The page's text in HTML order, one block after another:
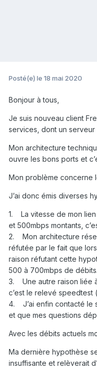
Posté(e) le 18 mai 2020
Bonjour à tous,
Je suis nouveau client
services, dont un
Mon architecture
ouvre les bons ports et
Mon problème concerne
J’ai donc émis diverses
1. La vitesse de mon
et 500mbps montants,
2. Mon architecture
réfutée par le fait que
raison réfutant cette
500 à 700mbps de
3. Une autre raison liée
c’est le relevé speedtest
4. J’ai enfin contacté le
et que mes questions
Avec les débits actuels
Ma dernière hypothèse
insuffisante et relèverait